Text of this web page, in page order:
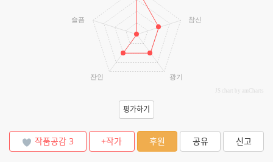
참신
광기
잔인
슬픔
JS chart by amCharts
평가하기
작품공감 3 +작가 후원 공유 신고